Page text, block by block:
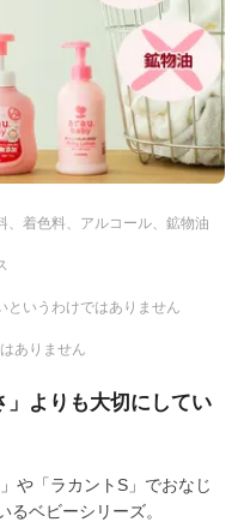
、着色料、アルコール、鉱物油
というわけではありません
ありません
」よりも大切にしてい
や「ラカントS」でおなじ
ベビーシリーズ。